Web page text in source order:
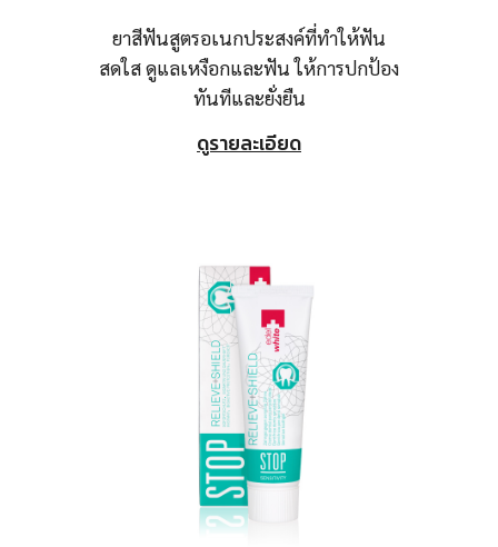
ยาสีฟันสูตรอเนกประสงค์ที่ทำให้ฟัน
สดใส ดูแลเหงือกและฟัน ให้การปกป้อง
ทันทีและยั่งยืน
ดูรายละเอียด